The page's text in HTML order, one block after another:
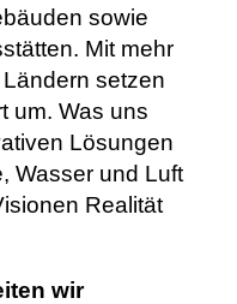
sowie
Mit mehr
setzen
um. Was uns
Lösungen
Wasser und Luft
Realität
wir